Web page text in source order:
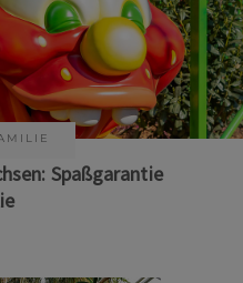
Theaterbühnen